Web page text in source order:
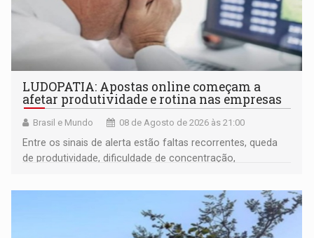
LUDOPATIA: Apostas online começam a
afetar produtividade e rotina nas empresas
Brasil e Mundo 08 de Agosto de 2026 às 21:00
Entre os sinais de alerta estão faltas recorrentes, queda
de produtividade, dificuldade de concentração,